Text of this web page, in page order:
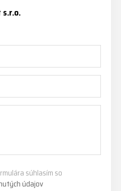
s.r.o.
súhlasím so
údajov